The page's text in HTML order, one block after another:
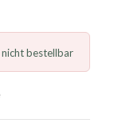
bestellbar